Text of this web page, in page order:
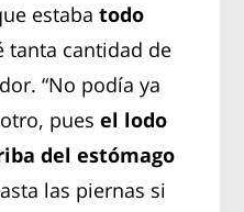
estaba todo
tanta cantidad de
“No podía ya
puesel lodo
del estómago
las piernas si